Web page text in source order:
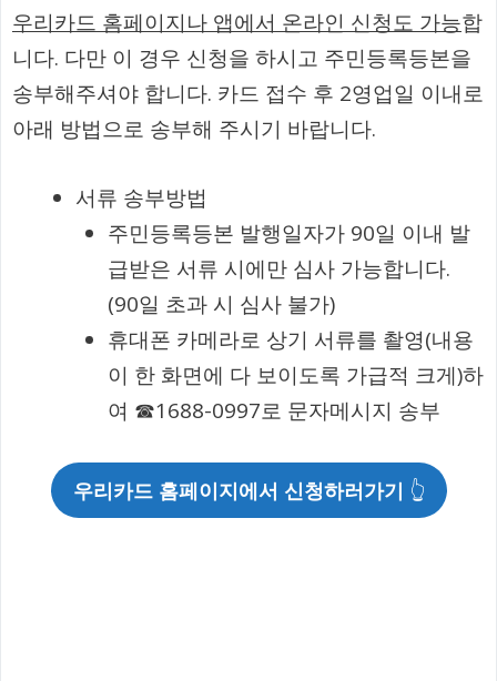
우리카드 홈페이지나 앱에서 온라인 신청도 가능합
니다. 다만 이 경우 신청을 하시고 주민등록등본을
송부해주셔야 합니다. 카드 접수 후 2영업일 이내로
아래 방법으로 송부해 주시기 바랍니다.
서류 송부방법
주민등록등본 발행일자가 90일 이내 발
급받은 서류 시에만 심사 가능합니다.
(90일 초과 시 심사 불가)
휴대폰 카메라로 상기 서류를 촬영(내용
이 한 화면에 다 보이도록 가급적 크게)하
여 ☎1688-0997로 문자메시지 송부
우리카드 홈페이지에서 신청하러가기 👆